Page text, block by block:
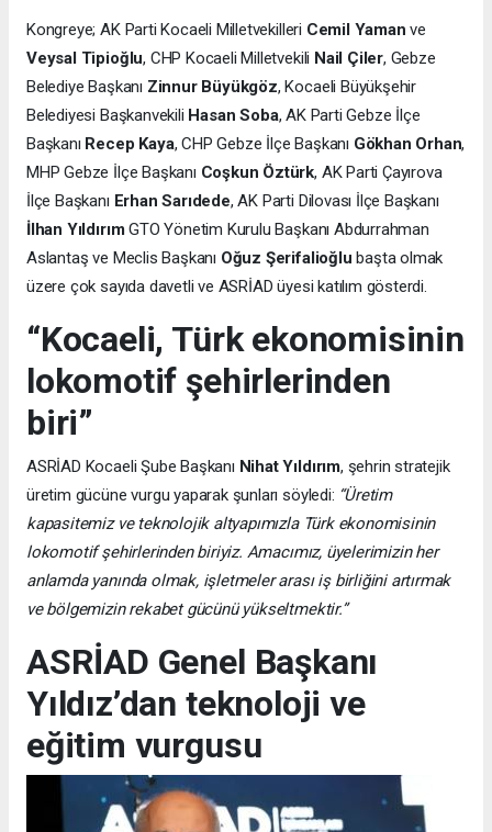
Kongreye; AK Parti Kocaeli Milletvekilleri Cemil Yaman ve
Veysal Tipioğlu, CHP Kocaeli Milletvekili Nail Çiler, Gebze
Belediye Başkanı Zinnur Büyükgöz, Kocaeli Büyükşehir
Belediyesi Başkanvekili Hasan Soba, AK Parti Gebze İlçe
Başkanı Recep Kaya, CHP Gebze İlçe Başkanı Gökhan Orhan,
MHP Gebze İlçe Başkanı Coşkun Öztürk, AK Parti Çayırova
İlçe Başkanı Erhan Sarıdede, AK Parti Dilovası İlçe Başkanı
İlhan YıldırımGTO Yönetim Kurulu Başkanı Abdurrahman
Aslantaş ve Meclis Başkanı Oğuz Şerifalioğlu başta olmak
üzere çok sayıda davetli ve ASRİAD üyesi katılım gösterdi.
“Kocaeli, Türk ekonomisinin
lokomotif şehirlerinden
biri”
ASRİAD Kocaeli Şube Başkanı Nihat Yıldırım, şehrin stratejik
üretim gücüne vurgu yaparak şunları söyledi: “Üretim
kapasitemiz ve teknolojik altyapımızla Türk ekonomisinin
lokomotif şehirlerinden biriyiz. Amacımız, üyelerimizin her
anlamda yanında olmak, işletmeler arası iş birliğini artırmak
ve bölgemizin rekabet gücünü yükseltmektir.”
ASRİAD Genel Başkanı
Yıldız’dan teknoloji ve
eğitim vurgusu